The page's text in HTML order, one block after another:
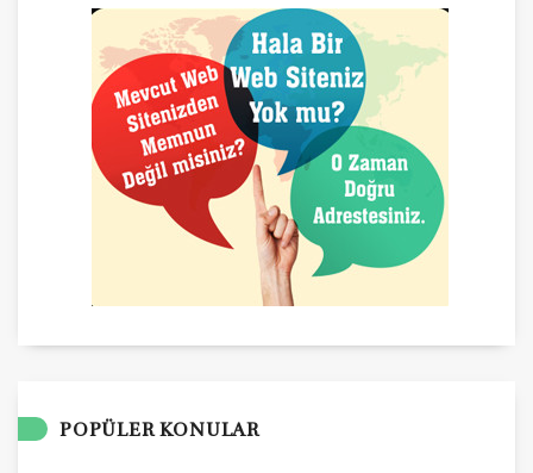
POPÜLER KONULAR